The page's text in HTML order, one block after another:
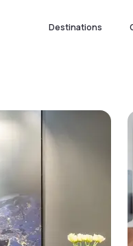
Destinations